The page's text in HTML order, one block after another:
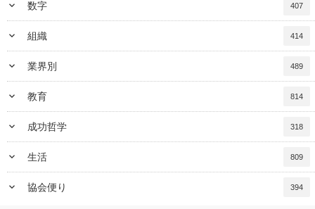
keyboard_arrow_down 数字 407
keyboard_arrow_down 組織 414
keyboard_arrow_down 業界別 489
keyboard_arrow_down 教育 814
keyboard_arrow_down 成功哲学 318
keyboard_arrow_down 生活 809
keyboard_arrow_down 協会便り 394